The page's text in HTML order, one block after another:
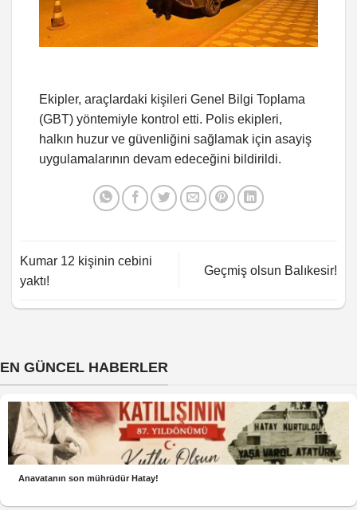
Ekipler, araçlardaki kişileri Genel Bilgi Toplama
(GBT) yöntemiyle kontrol etti. Polis ekipleri,
halkın huzur ve güvenliğini sağlamak için asayiş
uygulamalarının devam edeceğini bildirildi.
Kumar 12 kişinin cebini
yaktı!
Geçmiş olsun Balıkesir!
EN GÜNCEL HABERLER
Anavatanın son mührüdür Hatay!